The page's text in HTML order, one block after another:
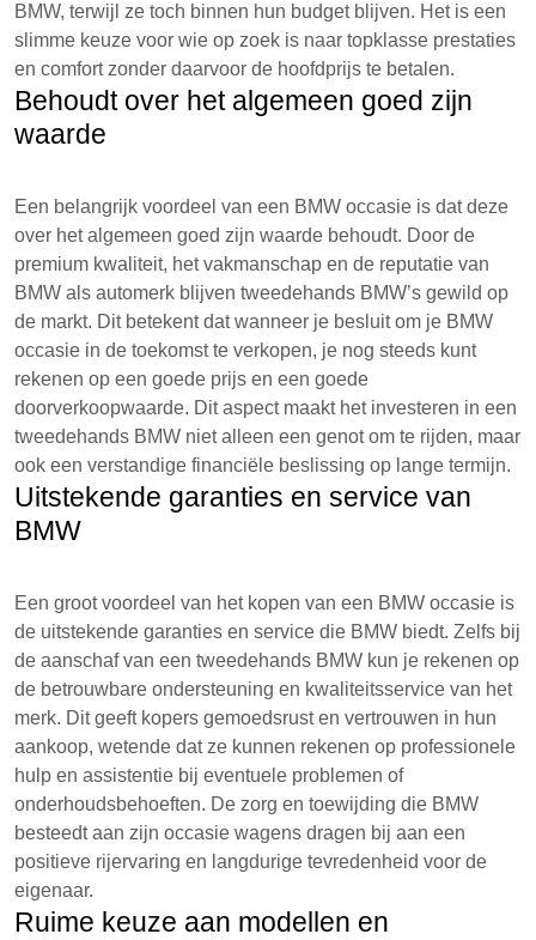
BMW, terwijl ze toch binnen hun budget blijven. Het is een
slimme keuze voor wie op zoek is naar topklasse prestaties
en comfort zonder daarvoor de hoofdprijs te betalen.
Behoudt over het algemeen goed zijn
waarde
Een belangrijk voordeel van een BMW occasie is dat deze
over het algemeen goed zijn waarde behoudt. Door de
premium kwaliteit, het vakmanschap en de reputatie van
BMW als automerk blijven tweedehands BMW’s gewild op
de markt. Dit betekent dat wanneer je besluit om je BMW
occasie in de toekomst te verkopen, je nog steeds kunt
rekenen op een goede prijs en een goede
doorverkoopwaarde. Dit aspect maakt het investeren in een
tweedehands BMW niet alleen een genot om te rijden, maar
ook een verstandige financiële beslissing op lange termijn.
Uitstekende garanties en service van
BMW
Een groot voordeel van het kopen van een BMW occasie is
de uitstekende garanties en service die BMW biedt. Zelfs bij
de aanschaf van een tweedehands BMW kun je rekenen op
de betrouwbare ondersteuning en kwaliteitsservice van het
merk. Dit geeft kopers gemoedsrust en vertrouwen in hun
aankoop, wetende dat ze kunnen rekenen op professionele
hulp en assistentie bij eventuele problemen of
onderhoudsbehoeften. De zorg en toewijding die BMW
besteedt aan zijn occasie wagens dragen bij aan een
positieve rijervaring en langdurige tevredenheid voor de
eigenaar.
Ruime keuze aan modellen en